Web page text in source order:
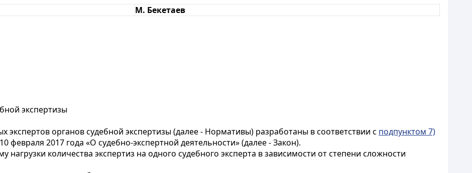
М. Бекетаев
экспертизы
органов судебной экспертизы (далее - Нормативы) разработаны в соответствии с подпунктом 7)
февраля 2017 года «О судебно-экспертной деятельности» (далее - Закон).
количества экспертиз на одного судебного эксперта в зависимости от степени сложности